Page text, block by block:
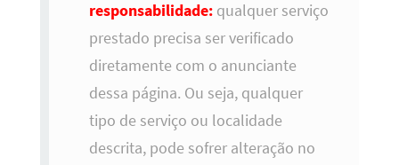
responsabilidade:qualquer serviço
prestado precisa ser verificado
diretamente com o anunciante
dessa página. Ou seja, qualquer
tipo de serviço ou localidade
descrita, pode sofrer alteração no